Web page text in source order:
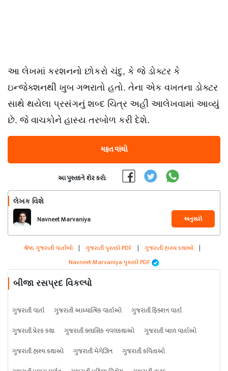
આ લેખમાં કરશનનો છોકરો ચંદુ, કે જે ડોક્ટર કે
ઇન્જેક્શનથી ખુબ ગભરાતો હતો. તેના એક વખતના ડોક્ટર
સાથે થયેલા પ્રસંગનું શબ્દ ચિત્ર અહી આલેખવામાં આવ્યું
છે. જે વાચકોને હાસ્ય તરબોળ કરી દેશે.
મફત વાંચો
આ પુસ્તકને શેર કરો:
લેખક વિશે
Navneet Marvaniya અનુસરો
શ્રેષ્ઠ ગુજરાતી વાર્તાઓ | ગુજરાતી પુસ્તકો PDF | ગુજરાતી હાસ્ય કથાઓ |
Navneet Marvaniya પુસ્તકો PDF
બીજા રસપ્રદ વિકલ્પો
ગુજરાતી વાર્તા ગુજરાતી આધ્યાત્મિક વાર્તાઓ
ગુજરાતી ફિક્શન વાર્તા
ગુજરાતી પ્રેરક કથા
ગુજરાતી ક્લાસિક નવલકથાઓ
ગુજરાતી બાળ વાર્તાઓ
ગુજરાતી હાસ્ય કથાઓ
ગુજરાતી મેગેઝિન
ગુજરાતી કવિતાઓ